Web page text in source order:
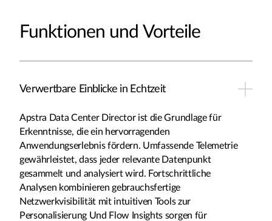
Funktionen und Vorteile
Verwertbare Einblicke in Echtzeit
Apstra Data Center Director ist die Grundlage für
Erkenntnisse, die ein hervorragenden
Anwendungserlebnis fördern. Umfassende Telemetrie
gewährleistet, dass jeder relevante Datenpunkt
gesammelt und analysiert wird. Fortschrittliche
Analysen kombinieren gebrauchsfertige
Netzwerkvisibilität mit intuitiven Tools zur
Personalisierung Und Flow Insights sorgen für